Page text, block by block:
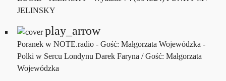
JELINSKY
play_arrow
Poranek w NOTE.radio - Gość: Małgorzata Wojewódzka -
Polki w Sercu Londynu Darek Faryna / Gość: Małgorzata
Wojewódzka